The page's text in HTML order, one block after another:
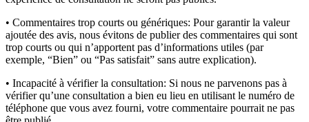
• Commentaires trop courts ou génériques: Pour garantir la valeur
ajoutée des avis, nous évitons de publier des commentaires qui sont
trop courts ou qui n’apportent pas d’informations utiles (par
exemple, “Bien” ou “Pas satisfait” sans autre explication).
• Incapacité à vérifier la consultation: Si nous ne parvenons pas à
vérifier qu’une consultation a bien eu lieu en utilisant le numéro de
téléphone que vous avez fourni, votre commentaire pourrait ne pas